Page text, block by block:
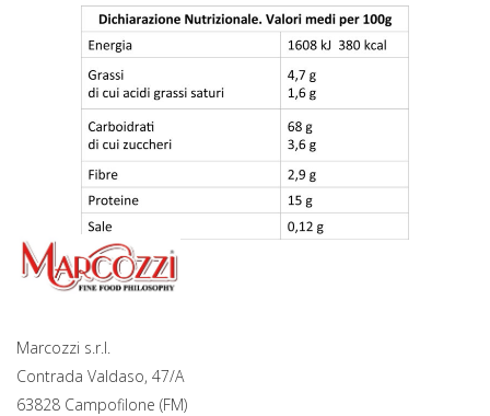
Marcozzi s.r.l.
Contrada Valdaso, 47/A
63828 Campofilone (FM)